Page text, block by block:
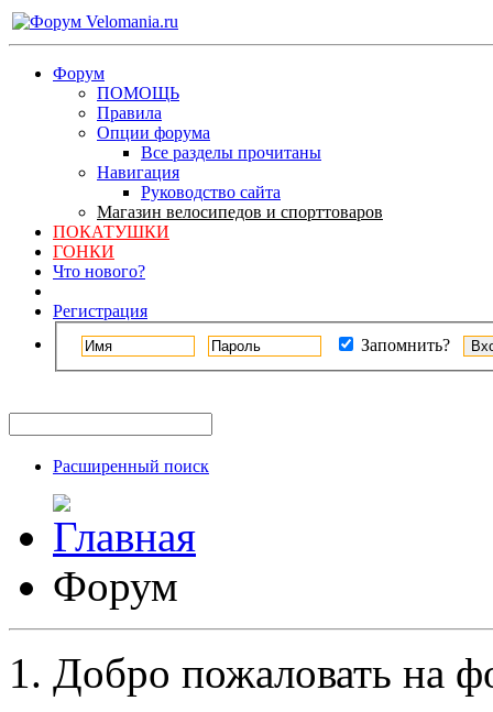
Форум
ПОМОЩЬ
Правила
Опции форума
Все разделы прочитаны
Навигация
Руководство сайта
Магазин велосипедов и спорттоваров
ПОКАТУШКИ
ГОНКИ
Что нового?
Регистрация
Запомнить?
Расширенный поиск
Форум
Добро пожаловать на